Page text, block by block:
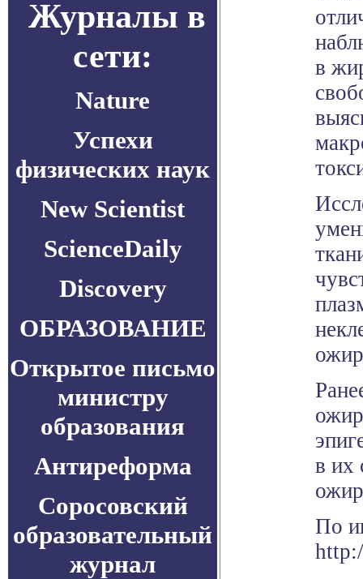
Журналы в
сети:
Nature
Успехи
физических наук
New Scientist
ScienceDaily
Discovery
ОБРАЗОВАНИЕ
Открытое письмо
министру
образования
Антиреформа
Соросовский
образовательный
журнал
в
в их
По